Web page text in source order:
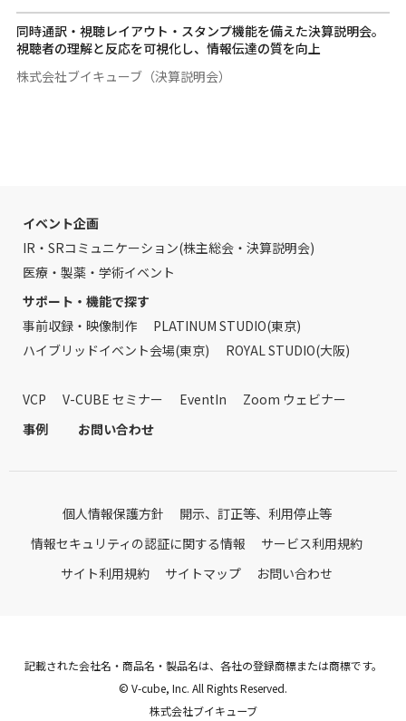
同時通訳・視聴レイアウト・スタンプ機能を備えた決算説明会。
視聴者の理解と反応を可視化し、情報伝達の質を向上
株式会社ブイキューブ（決算説明会）
イベント企画
IR・SRコミュニケーション(株主総会・決算説明会)
医療・製薬・学術イベント
サポート・機能で探す
事前収録・映像制作
PLATINUM STUDIO(東京)
ハイブリッドイベント会場(東京)
ROYAL STUDIO(大阪)
VCP V-CUBE セミナー EventIn
Zoom ウェビナー
事例
お問い合わせ
個人情報保護方針
開示、訂正等、利用停止等
情報セキュリティの認証に関する情報
サービス利用規約
サイト利用規約
サイトマップ お問い合わせ
記載された会社名・商品名・製品名は、各社の登録商標または商標です。
© V-cube, Inc. All Rights Reserved.
株式会社ブイキューブ